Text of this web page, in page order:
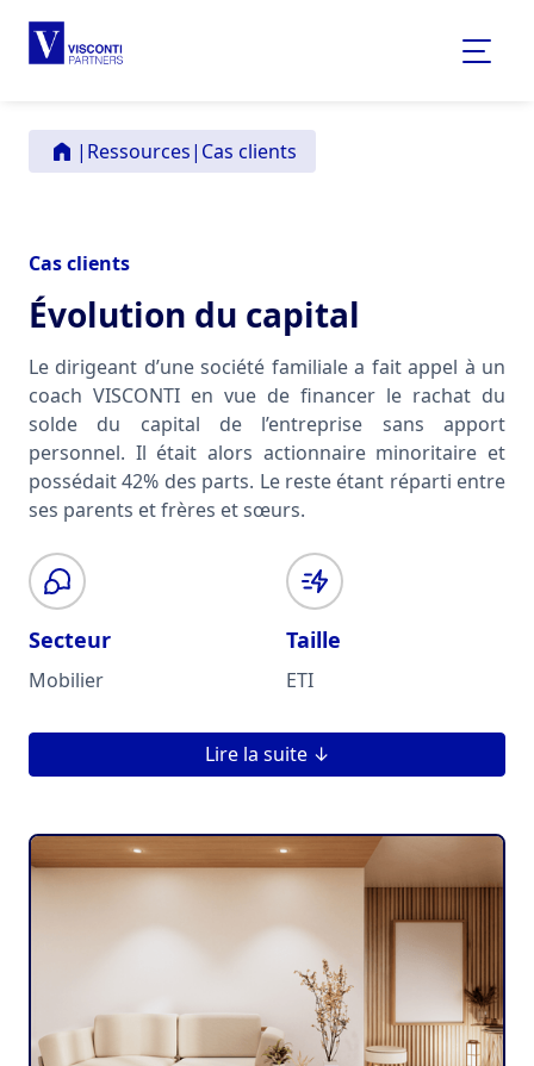
| Ressources| Cas clients
Cas clients
Évolution du capital
Le dirigeant d’une société familiale a fait appel à un
coach VISCONTI en vue de financer le rachat du
solde du capital de l’entreprise sans apport
personnel. Il était alors actionnaire minoritaire et
possédait 42% des parts. Le reste étant réparti entre
ses parents et frères et sœurs.
Secteur
Mobilier
Taille
ETI
Lire la suite ↓